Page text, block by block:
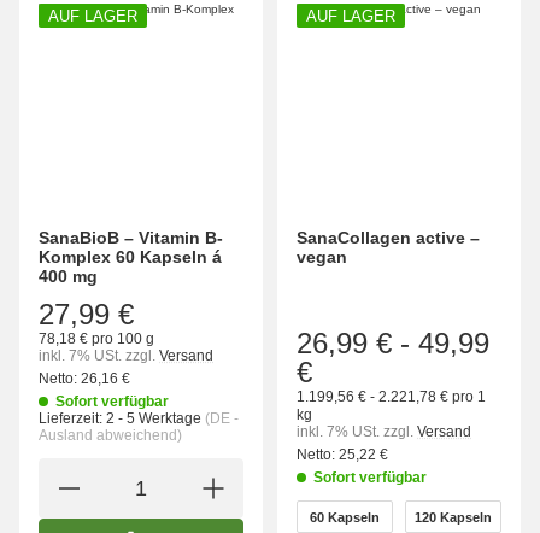
AUF LAGER
SanaBioB – Vitamin B-
Komplex 60 Kapseln á
400 mg
27,99 €
78,18 € pro 100 g
inkl. 7% USt. zzgl. Versand
Netto: 26,16 €
Sofort verfügbar
Lieferzeit: 2 - 5 Werktage (DE -
Ausland abweichend)
AUF LAGER
SanaCollagen active –
vegan
26,99 € - 49,99
€
1.199,56 € - 2.221,78 € pro 1
kg
inkl. 7% USt. zzgl. Versand
Netto: 25,22 €
Sofort verfügbar
wählen
60 Kapseln
60 Kapseln 120 Kapseln
120 Kapseln